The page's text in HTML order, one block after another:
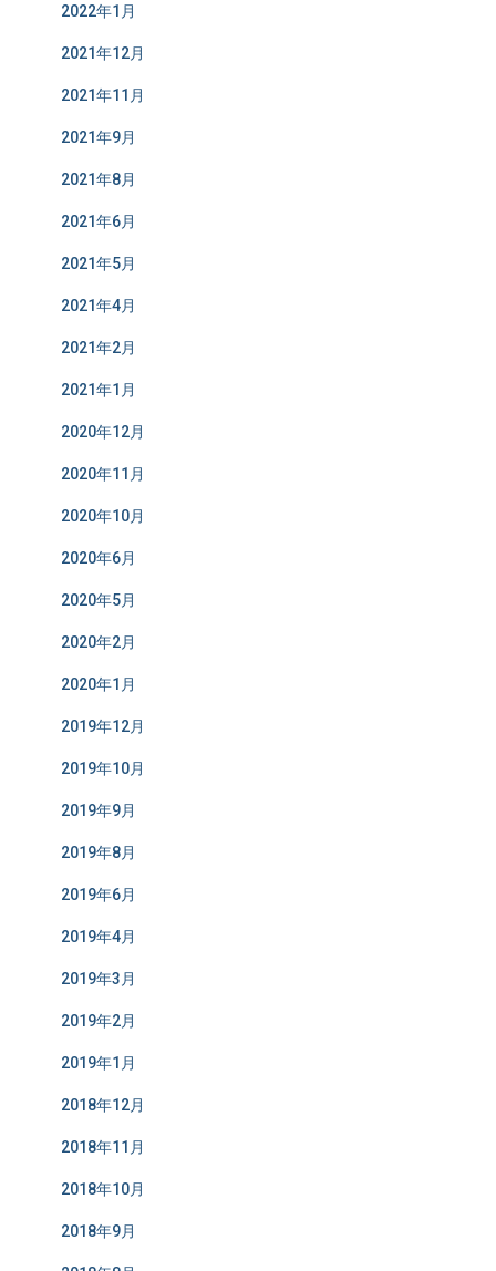
2022年1月
2021年12月
2021年11月
2021年9月
2021年8月
2021年6月
2021年5月
2021年4月
2021年2月
2021年1月
2020年12月
2020年11月
2020年10月
2020年6月
2020年5月
2020年2月
2020年1月
2019年12月
2019年10月
2019年9月
2019年8月
2019年6月
2019年4月
2019年3月
2019年2月
2019年1月
2018年12月
2018年11月
2018年10月
2018年9月